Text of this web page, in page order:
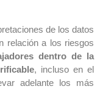
de los datos
relación a los riesgos
dentro de la
, incluso en el
adelante los más